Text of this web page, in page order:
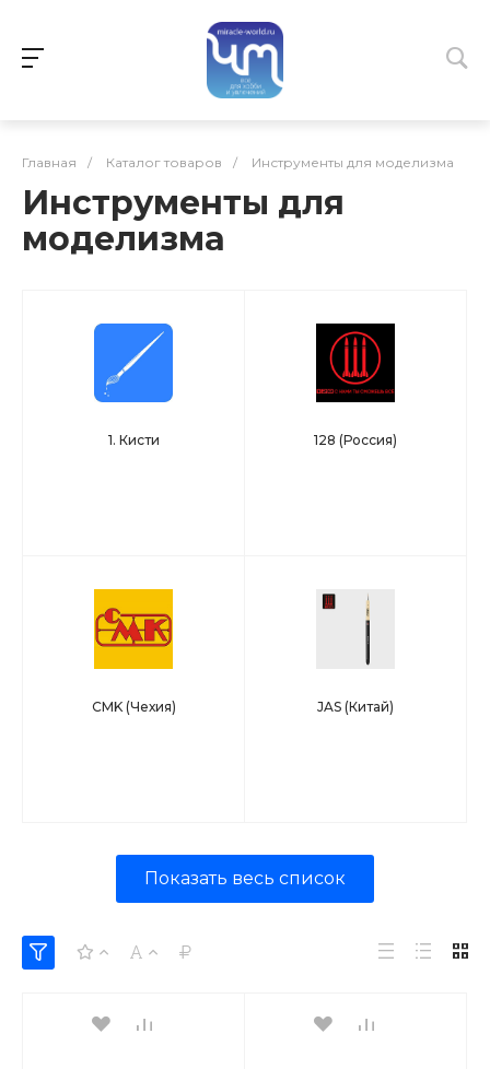
Главная / Каталог товаров / Инструменты для моделизма
Инструменты для
моделизма
1. Кисти 128 (Россия)
CMK (Чехия) JAS (Китай)
Показать весь список